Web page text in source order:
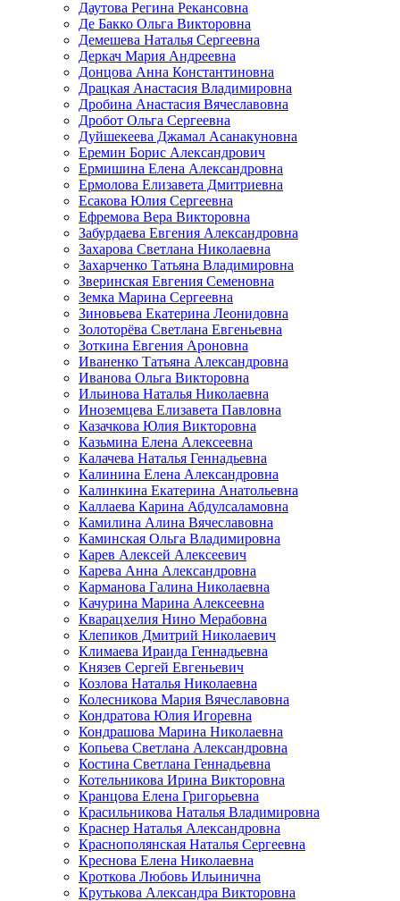
Даутова Регина Рекансовна
Де Бакко Ольга Викторовна
Демешева Наталья Сергеевна
Деркач Мария Андреевна
Донцова Анна Константиновна
Драцкая Анастасия Владимировна
Дробина Анастасия Вячеславовна
Дробот Ольга Сергеевна
Дуйшекеева Джамал Асанакуновна
Еремин Борис Александрович
Ермишина Елена Александровна
Ермолова Елизавета Дмитриевна
Есакова Юлия Сергеевна
Ефремова Вера Викторовна
Забурдаева Евгения Александровна
Захарова Светлана Николаевна
Захарченко Татьяна Владимировна
Зверинская Евгения Семеновна
Земка Марина Сергеевна
Зиновьева Екатерина Леонидовна
Золоторёва Светлана Евгеньевна
Зоткина Евгения Ароновна
Иваненко Татьяна Александровна
Иванова Ольга Викторовна
Ильинова Наталья Николаевна
Иноземцева Елизавета Павловна
Казачкова Юлия Викторовна
Казьмина Елена Алексеевна
Калачева Наталья Геннадьевна
Калинина Елена Александровна
Калинкина Екатерина Анатольевна
Каллаева Карина Абдулсаламовна
Камилина Алина Вячеславовна
Каминская Ольга Владимировна
Карев Алексей Алексеевич
Карева Анна Александровна
Карманова Галина Николаевна
Качурина Марина Алексеевна
Кварацхелия Нино Мерабовна
Клепиков Дмитрий Николаевич
Климаева Ираида Геннадьевна
Князев Сергей Евгеньевич
Козлова Наталья Николаевна
Колесникова Мария Вячеславовна
Кондратова Юлия Игоревна
Кондрашова Марина Николаевна
Копьева Светлана Александровна
Костина Светлана Геннадьевна
Котельникова Ирина Викторовна
Кранцова Елена Григорьевна
Красильникова Наталья Владимировна
Краснер Наталья Александровна
Краснополянская Наталья Сергеевна
Креснова Елена Николаевна
Кроткова Любовь Ильинична
Крутькова Александра Викторовна